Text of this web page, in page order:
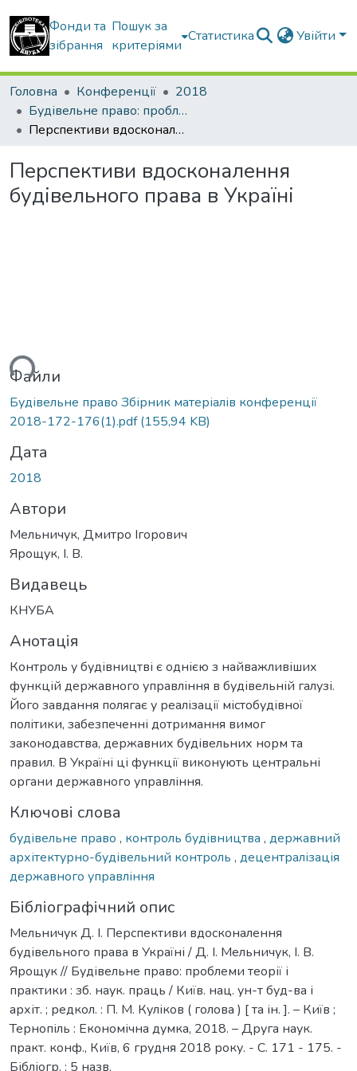
Фонди та
зібрання
Пошук за
критеріями
Статистика Увійти
Головна Конференції
2018
Будівельне право: проблеми теорії і практики
Перспективи вдосконалення будівельного права в Україні
Перспективи вдосконалення
будівельного права в Україні
Файли
Будівельне право Збірник матеріалів конференції
2018-172-176(1).pdf(155,94 KB)
Дата
2018
Автори
Мельничук, Дмитро Ігорович
Ярощук, І. В.
Видавець
КНУБА
Анотація
Контроль у будівництві є однією з найважливіших
функцій державного управління в будівельній галузі.
Його завдання полягає у реалізації містобудівної
політики, забезпеченні дотримання вимог
законодавства, державних будівельних норм та
правил. В Україні ці функції виконують центральні
органи державного управління.
Ключові слова
будівельне право , контроль будівництва , державний
архітектурно-будівельний контроль , децентралізація
державного управління
Бібліографічний опис
Мельничук Д. І. Перспективи вдосконалення
будівельного права в Україні / Д. І. Мельничук, І. B.
Ярощук // Будівельне право: проблеми теорії і
практики : зб. наук. праць / Київ. нац. ун-т буд-ва і
архіт. ; редкол. : П. М. Куліков ( голова ) [ та ін. ]. – Київ ;
Тернопіль : Економічна думка, 2018. – Друга наук.
практ. конф., Київ, 6 грудня 2018 року. - С. 171 - 175. -
Бібліогр. : 5 назв.